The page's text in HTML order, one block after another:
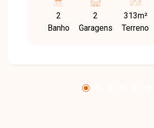
praticidade para instalação de
atividades comerciais. Galpão com
aproximadamente 270 m² de área,
espaço adicional para
2
Banho
2
Garagens
313m²
Terreno